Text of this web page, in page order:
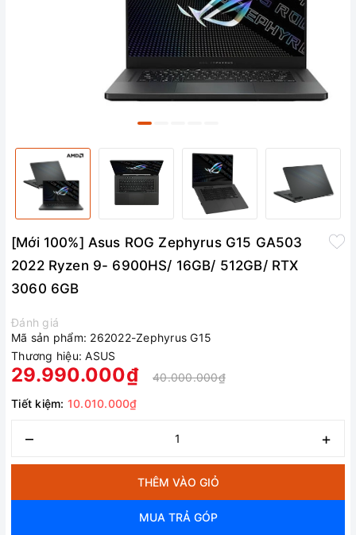
[Mới 100%] Asus ROG Zephyrus G15 GA503
2022 Ryzen 9- 6900HS/ 16GB/ 512GB/ RTX
3060 6GB
Đánh giá
Mã sản phẩm: 262022-Zephyrus G15
Thương hiệu: ASUS
29.990.000₫
40.000.000₫
Tiết kiệm: 10.010.000₫
– +
THÊM VÀO GIỎ
MUA TRẢ GÓP